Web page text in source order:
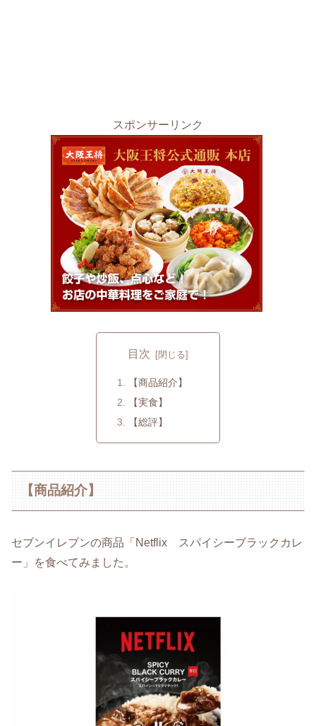
スポンサーリンク
目次
【商品紹介】
【実食】
【総評】
【商品紹介】
セブンイレブンの商品「Netflix スパイシーブラックカレ
ー」を食べてみました。